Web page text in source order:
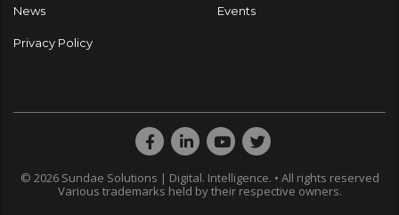
News Events
Privacy Policy
© 2026 Sundae Solutions | Digital. Intelligence. • All rights reserved
Various trademarks held by their respective owners.